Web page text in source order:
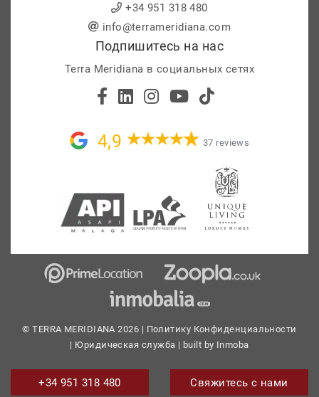
+34 951 318 480
info@terrameridiana.com
Подпишитесь на нас
Terra Meridiana в социальных сетях
4,9 37 reviews
© TERRA MERIDIANA 2026 | Политику Конфиденциальности
| Юридическая служба | built by Inmoba
+34 951 318 480 Свяжитесь с нами